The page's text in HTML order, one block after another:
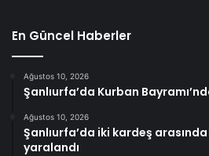
En Güncel Haberler
Ağustos 10, 2026
Şanlıurfa’da Kurban
Ağustos 10, 2026
Şanlıurfa’da iki kardeş
yaralandı